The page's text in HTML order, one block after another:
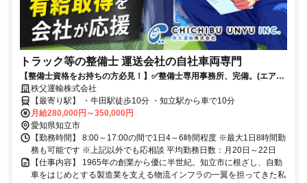
トラック等の整備士 運送会社の自社車両専門
【整備士資格をお持ちの方必見！】✅整備士専用事務所、完備。(エアコ
ン付)✅️賞与年2回×特別手当年2回✅年間休日115日✅1日4時間～OK
秩父運輸株式会社
【最寄り駅】 ・牛田駅徒歩10分 ・知立駅から車で10分
月給280,000円～350,000円
愛知県知立市
【勤務時間】 8:00～17:00の間で1日4～6時間程度 ※最大1日8時間勤
務も可能です ※上記以外でも応相談 平均勤務日数：月20日～22日
【仕事内容】 1965年の創業から優に半世紀。知立市に根ざし、自動
車をはじめとする製造業を支える物流インフラの一翼を担ってきた私